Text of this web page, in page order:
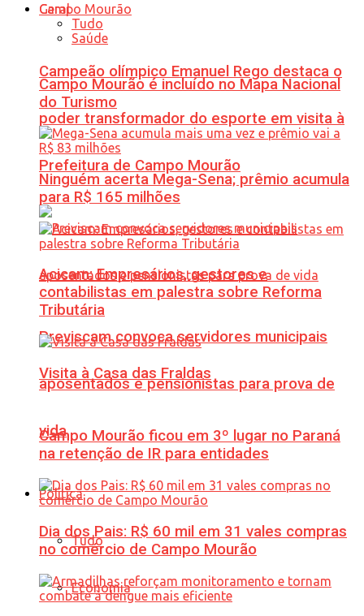
Campeão olímpico Emanuel Rego destaca o
poder transformador do esporte em visita à
Prefeitura de Campo Mourão
Previscam convoca servidores municipais
aposentados e pensionistas para prova de
vida
Política
Tudo
Economia
Geral
Tudo
Saúde
Campo Mourão é incluído no Mapa Nacional
do Turismo
Ninguém acerta Mega-Sena; prêmio acumula
para R$ 165 milhões
Acicam: Empresários, gestores e
contabilistas em palestra sobre Reforma
Tributária
Visita à Casa das Fraldas
Campo Mourão ficou em 3º lugar no Paraná
na retenção de IR para entidades
Dia dos Pais: R$ 60 mil em 31 vales compras
no comércio de Campo Mourão